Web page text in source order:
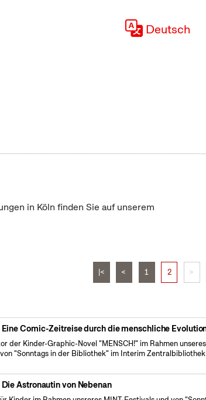
Deutsch
in Köln finden Sie auf unserem
|< < 1 2 >
Comic-Zeitreise durch die menschliche
der Kinder-Graphic-Novel "MENSCH!" im Rahmen unseres
"Sonntags in der Bibliothek" im Interim Zentralbibliothek
Astronautin von Nebenan